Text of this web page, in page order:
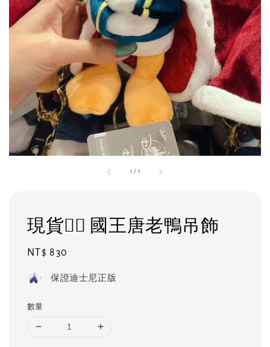
1 / 1
現貨❤️‍🔥 國王唐老鴨吊飾
Regular
NT$ 830
保證迪士尼正版
數量